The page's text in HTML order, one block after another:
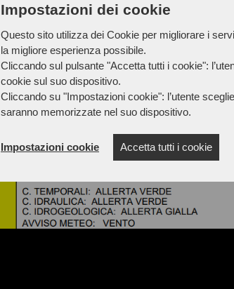
Impostazioni dei cookie
Questo sito utilizza dei Cookie per migliorare i
la migliore esperienza possibile.
Cliccando sul pulsante "Accetta tutti i cookie":
cookie sul suo dispositivo.
Cliccando su "Impostazioni cookie": l’utente
saranno memorizzate nel suo dispositivo.
Impostazioni cookie Accetta tutti i cookie